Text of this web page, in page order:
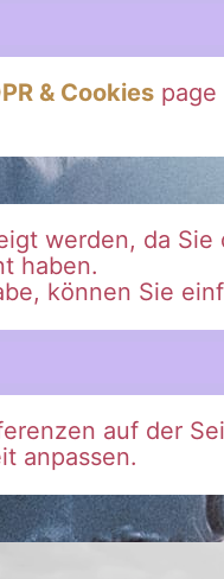
& Cookies page
werden, da
haben.
können Sie
auf der
anpassen.